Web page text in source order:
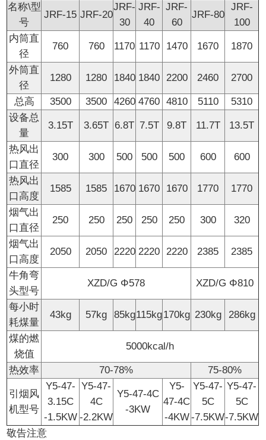
名称\型
号
JRF-15 JRF-20
JRF-
30
JRF-
40
JRF-
60
JRF-80
JRF-
100
内筒直
径
760 760 1170 1170 1470 1670 1870
外筒直
径
1280 1280 1840 1840 2200 2460 2700
总高 3500 3500 4260 4760 4810 5110
5310
设备总
量
3.15T 3.65T 6.8T 7.5T 9.8T 11.7T 13.5T
热风出
口直径
300 300 500 500 500 600 600
热风出
口高度
1585 1585 1670 1670 1670 1770 1770
烟气出
口直径
250 250 250 250 250 300 320
烟气出
口高度
2050 2050 2220 2220 2220 2385 2385
牛角弯
头型号
XZD/G Φ578 XZD/G Φ810
每小时
耗煤量
43kg 57kg 85kg115kg170kg 230kg 286kg
煤的燃
烧值
5000kcal/h
热效率 70-78% 75-80%
引烟风
机型号
Y5-47-
3.15C
-1.5KW
Y5-47-
4C
-2.2KW
Y5-47-4C
-3KW
Y5-
47-4C
-4KW
Y5-47-
5C
-7.5KW
Y5-47-
5C
-7.5KW
敬告注意